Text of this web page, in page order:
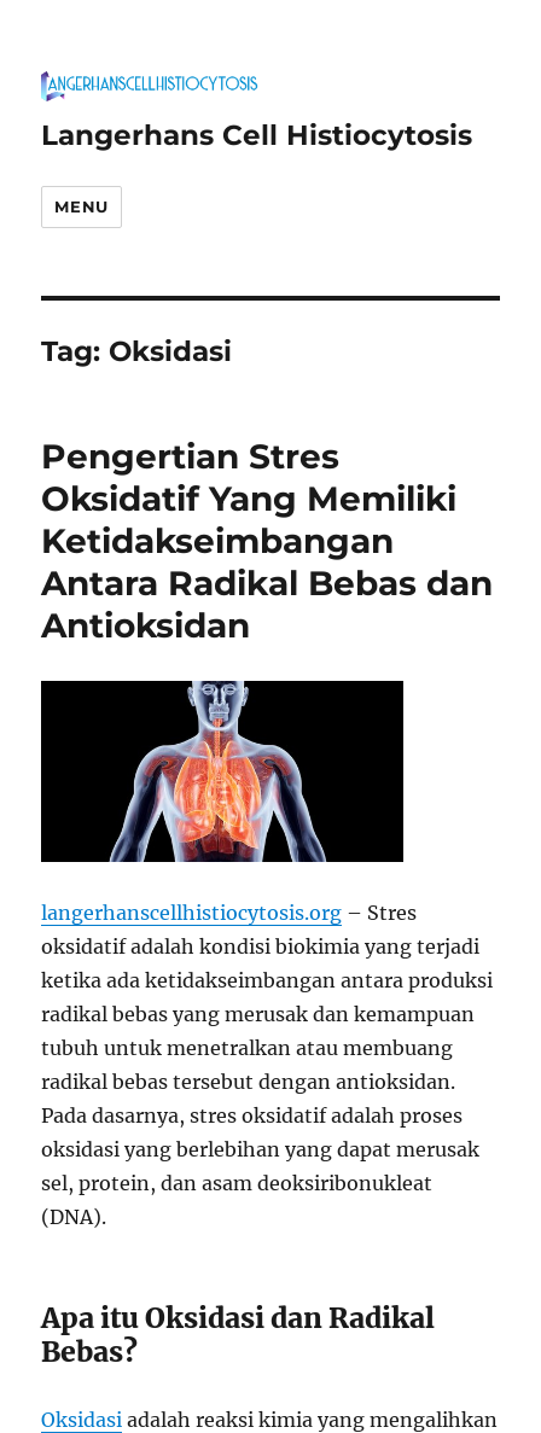
Langerhans Cell Histiocytosis
MENU
Tag: Oksidasi
Pengertian Stres
Oksidatif Yang Memiliki
Ketidakseimbangan
Antara Radikal Bebas dan
Antioksidan
langerhanscellhistiocytosis.org – Stres
oksidatif adalah kondisi biokimia yang terjadi
ketika ada ketidakseimbangan antara produksi
radikal bebas yang merusak dan kemampuan
tubuh untuk menetralkan atau membuang
radikal bebas tersebut dengan antioksidan.
Pada dasarnya, stres oksidatif adalah proses
oksidasi yang berlebihan yang dapat merusak
sel, protein, dan asam deoksiribonukleat
(DNA).
Apa itu Oksidasi dan Radikal
Bebas?
Oksidasi adalah reaksi kimia yang mengalihkan